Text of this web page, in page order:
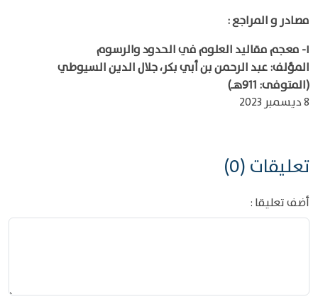
مصادر و المراجع :
١- معجم مقاليد العلوم في الحدود والرسوم
المؤلف: عبد الرحمن بن أبي بكر، جلال الدين السيوطي
(المتوفى: 911هـ)
8 ديسمبر 2023
تعليقات (0)
أضف تعليقا :